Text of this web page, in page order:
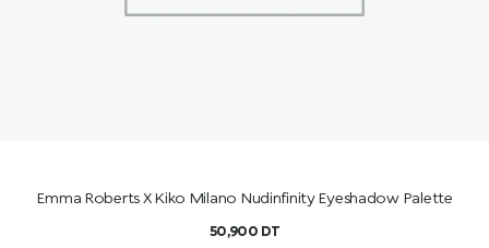
Emma Roberts X Kiko Milano Nudinfinity Eyeshadow Palette
50,900 DT